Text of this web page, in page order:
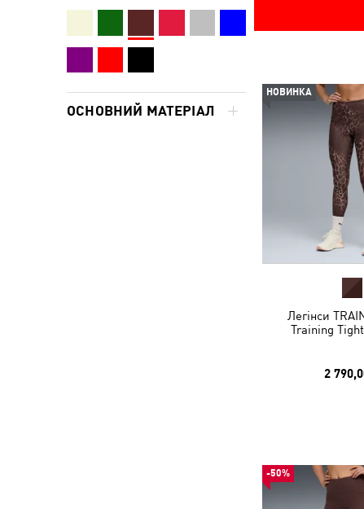
НОВИНКА
Легінси
Training
2
-50%
ОСНОВНИЙ МАТЕРІАЛ